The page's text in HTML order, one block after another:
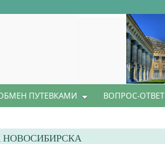
ПУТЕВКАМИ ВОПРОС-ОТВЕТ
НОВОСИБИРСКА